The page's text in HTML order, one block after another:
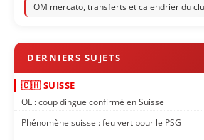
OM mercato, transferts et calendrier du
🇨🇭 SUISSE
OL : coup dingue confirmé en Suisse
Phénomène suisse : feu vert pour le PSG